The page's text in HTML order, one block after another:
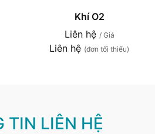
Khí O2
Liên hệ / Giá
Liên hệ (đơn tối thiểu)
TIN LIÊN HỆ